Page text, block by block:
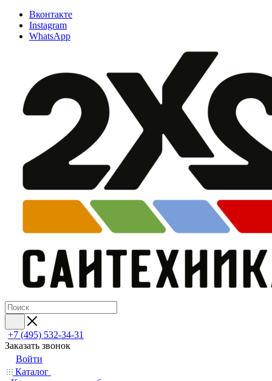
Вконтакте
Instagram
WhatsApp
+7 (495) 532‑34‑31
Заказать звонок
Войти
Каталог